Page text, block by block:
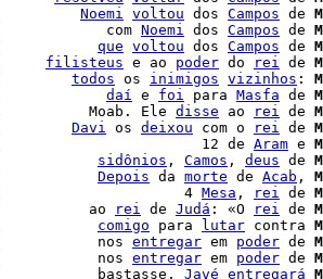
Noemi voltou dos Campos de
|            com Noemi dos Campos de
que voltou dos Campos de
filisteus e ao poder do rei de
todos os inimigos vizinhos :
daí e foi para Masfa de
|          Moab. Ele disse ao rei de
Davi os deixou com o rei de
|                       12 de Aram e
sidônios , Camos , deus de
Depois da morte de Acab ,
|                     4 Mesa , rei de
|          ao rei de Judá : «O rei de
comigo para lutar contra
|           nos entregar em poder de
|           nos entregar em poder de
|           bastasse, Javé entregará